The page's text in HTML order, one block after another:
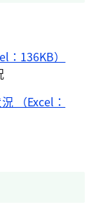
136KB）
（Excel：